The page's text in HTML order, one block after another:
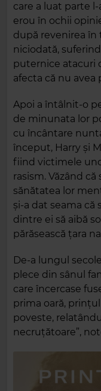
care a luat parte
erou în ochii
după revenirea în
niciodată,
puternice atacuri
afecta că nu avea
Apoi a întâlnit‑o
de minunata lor
cu încântare
început, Harry și
fiind victimele
rasism. Văzând
sănătatea lor
și‑a dat seama că
dintre ei să aibă
părăsească țara
De‑a lungul
plece din sânul
care încercase
prima oară,
poveste,
necruțătoare”,